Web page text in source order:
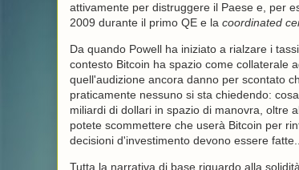
attivamente per distruggere il Paese e, per
2009 durante il primo QE e la coordinated
Da quando Powell ha iniziato a rialzare i
contesto Bitcoin ha spazio come collaterale
quell'audizione ancora danno per scontato
praticamente nessuno si sta chiedendo:
miliardi di dollari in spazio di manovra, oltre
potete scommettere che userà Bitcoin per
decisioni d'investimento devono essere
Tutta la narrativa di base riguardo alla